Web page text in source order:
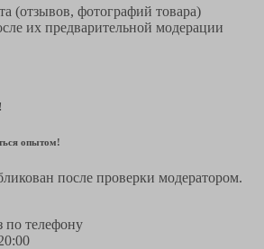
(отзывов, фотографий товара)
их предварительной модерации
опытом!
после проверки модератором.
по телефону